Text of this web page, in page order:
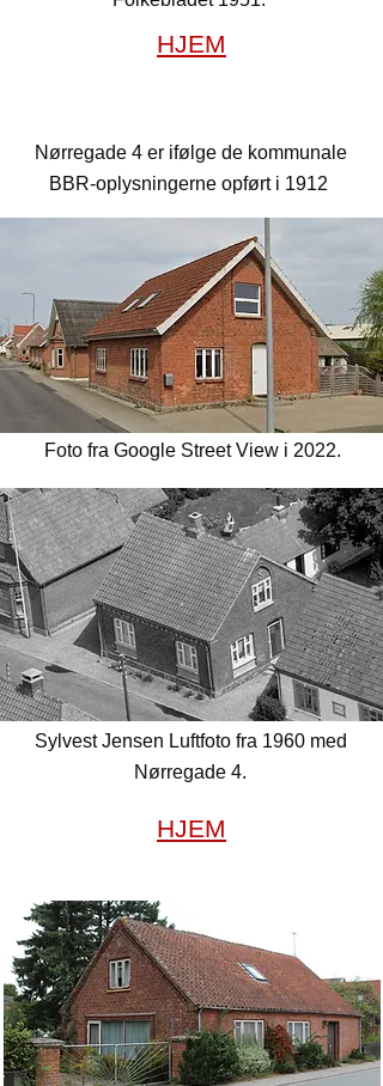
HJEM
Nørregade 4 er ifølge de kommunale
BBR-oplysningerne opført i 1912
Foto fra Google Street View i 2022.
Sylvest Jensen Luftfoto fra 1960 med
Nørregade 4.
HJEM
Nørregade 5